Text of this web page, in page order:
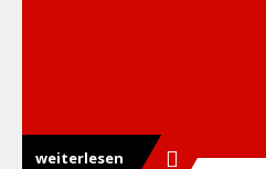
weiterlesen